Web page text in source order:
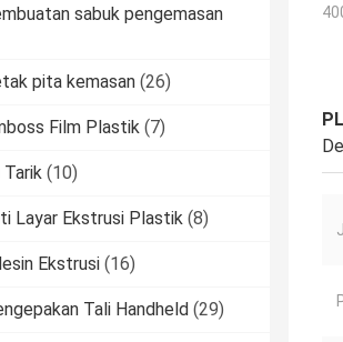
sabuk pengemasan
pita kemasan (26)
Film Plastik (7)
Tarik (10)
Layar Ekstrusi Plastik (8)
Ekstrusi (16)
Tali Handheld (29)